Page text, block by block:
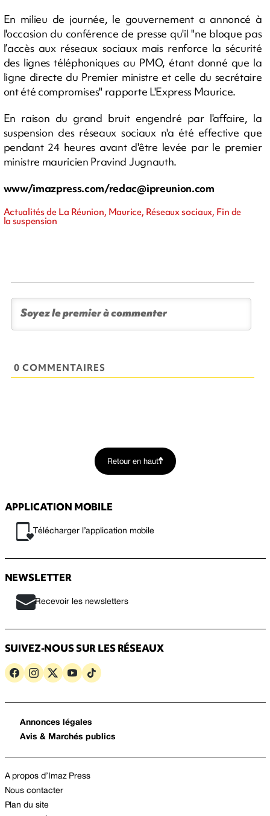
En milieu de journée, le gouvernement a annoncé à
l'occasion du conférence de presse qu'il "ne bloque pas
l’accès aux réseaux sociaux mais renforce la sécurité
des lignes téléphoniques au PMO, étant donné que la
ligne directe du Premier ministre et celle du secrétaire
ont été compromises" rapporte L'Express Maurice.
En raison du grand bruit engendré par l'affaire, la
suspension des réseaux sociaux n'a été effective que
pendant 24 heures avant d'être levée par le premier
ministre mauricien Pravind Jugnauth.
www/imazpress.com/redac@ipreunion.com
Actualités de La Réunion, Maurice, Réseaux sociaux, Fin de
la suspension
0 COMMENTAIRES
Retour en haut
APPLICATION MOBILE
Télécharger l’application mobile
NEWSLETTER
Recevoir les newsletters
SUIVEZ-NOUS SUR LES RÉSEAUX
Annonces légales
Avis & Marchés publics
A propos d’Imaz Press
Nous contacter
Plan du site